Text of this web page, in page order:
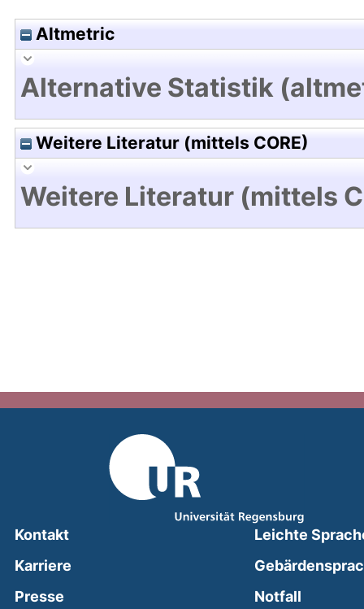
Altmetric
Alternative Statistik
Weitere Literatur (mittels CORE)
Weitere Literatur (mittels
Kontakt
Karriere
Presse
Leichte
Notfall